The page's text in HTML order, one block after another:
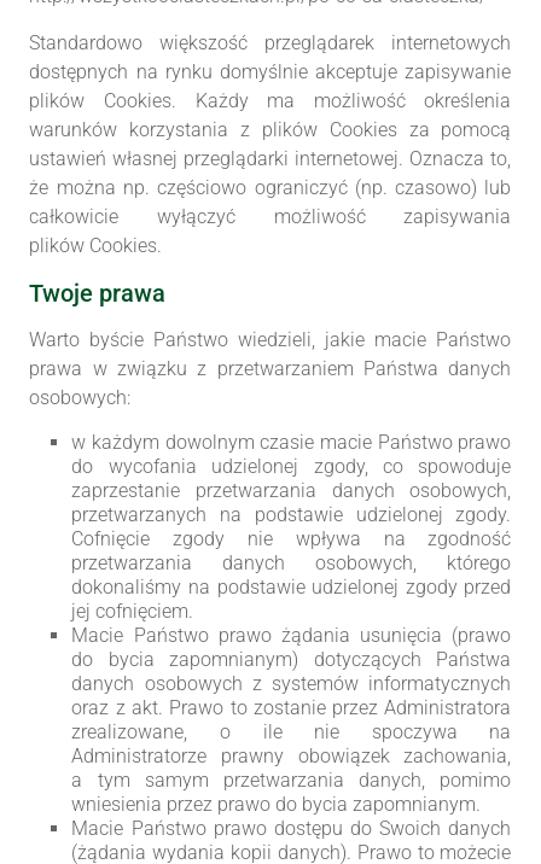
Standardowo większość przeglądarek internetowych
dostępnych na rynku domyślnie akceptuje zapisywanie
plików Cookies. Każdy ma możliwość określenia
warunków korzystania z plików Cookies za pomocą
ustawień własnej przeglądarki internetowej. Oznacza to,
że można np. częściowo ograniczyć (np. czasowo) lub
całkowicie wyłączyć możliwość zapisywania
plików Cookies.
Twoje prawa
Warto byście Państwo wiedzieli, jakie macie Państwo
prawa w związku z przetwarzaniem Państwa danych
osobowych:
w każdym dowolnym czasie macie Państwo prawo
do wycofania udzielonej zgody, co spowoduje
zaprzestanie przetwarzania danych osobowych,
przetwarzanych na podstawie udzielonej zgody.
Cofnięcie zgody nie wpływa na zgodność
przetwarzania danych osobowych, którego
dokonaliśmy na podstawie udzielonej zgody przed
jej cofnięciem.
Macie Państwo prawo żądania usunięcia (prawo
do bycia zapomnianym) dotyczących Państwa
danych osobowych z systemów informatycznych
oraz z akt. Prawo to zostanie przez Administratora
zrealizowane, o ile nie spoczywa na
Administratorze prawny obowiązek zachowania,
a tym samym przetwarzania danych, pomimo
wniesienia przez prawo do bycia zapomnianym.
Macie Państwo prawo dostępu do Swoich danych
(żądania wydania kopii danych). Prawo to możecie